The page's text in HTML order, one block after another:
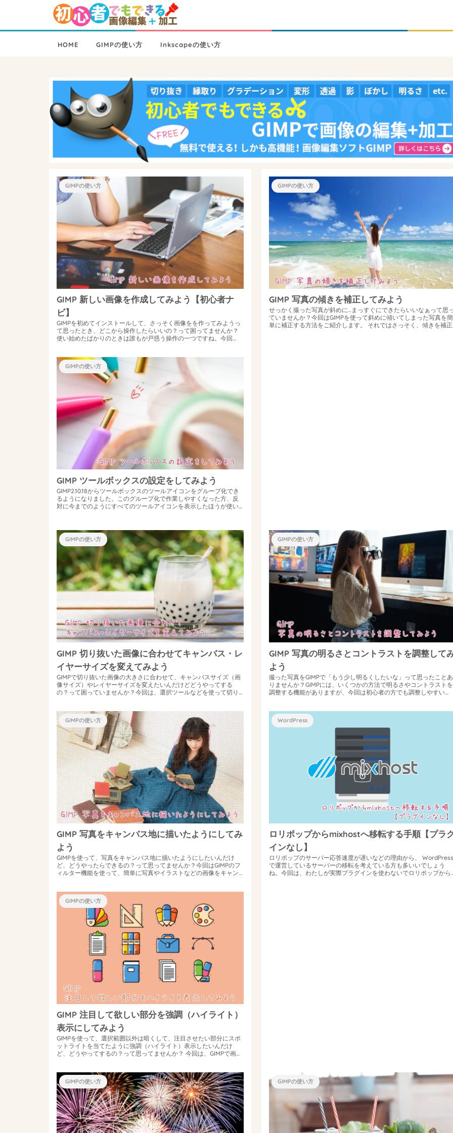
HOME GIMPの使い方 Inkscapeの使い方
GIMPの使い方
GIMP 新しい画像を作成してみよう【初心者ナ
ビ】
GIMPを初めてインストールして、さっそく画像をを作ってみようっ
て思ったとき、どこから操作したらいいの？って困ってませんか？
使い始めたばかりのときは誰もが戸惑う操作の一つですね。今回
GIMPの使い方
GIMP 写真の傾きを補正してみよう
せっかく撮った写真が斜めに…まっすぐにできたらいいなぁって思
ていませんか？今回はGIMPを使って斜めに傾いてしまった写真を簡
単に補正する方法をご紹介します。 それではさっそく、傾きを補正
GIMPの使い方
GIMP ツールボックスの設定をしてみよう
GIMP2.10.18からツールボックスのツールアイコンをグループ化でき
るようになりました。このグループ化で作業しやすくなった方、反
対に今までのようにすべてのツールアイコンを表示したほうが使い
GIMPの使い方
GIMP 切り抜いた画像に合わせてキャンバス・レ
イヤーサイズを変えてみよう
GIMPで切り抜いた画像の大きさに合わせて、キャンバスサイズ（画
像サイズ）やレイヤーサイズを変えたいんだけどどうやってする
の？って困っていませんか？今回は、選択ツールなどを使って切り
GIMPの使い方
GIMP 写真の明るさとコントラストを調整して
よう
撮った写真をGIMPで「もう少し明るくしたいな」って思ったことあ
りませんか？GIMPには、いくつかの方法で明るさやコントラストを
調整する機能がありますが、今回は初心者の方でも調整しやすい
GIMPの使い方
GIMP 写真をキャンバス地に描いたようにしてみ
よう
GIMPを使って、写真をキャンバス地に描いたようにしたいんだけ
ど、どうやったらできるの？って思ってませんか？今回はGIMPのフ
ィルター機能を使って、簡単に写真やイラストなどの画像をキャン
WordPress
ロリポップからmixhostへ移転する手順【プラ
インなし】
ロリポップのサーバー応答速度が遅いなどの理由から、 WordPress
で運営しているサーバーの移転を考えている方も多いいでしょう
ね。今回は、わたしが実際プラグインを使わないでロリポップから
GIMPの使い方
GIMP 注目して欲しい部分を強調（ハイライト）
表示にしてみよう
GIMPを使って、選択範囲以外は暗くして、注目させたい部分にスポ
ットライトを当てたように強調（ハイライト）表示したいんだけ
ど、どうやってするの？って思ってませんか？ 今回は、GIMPで画像
GIMPの使い方 GIMPの使い方